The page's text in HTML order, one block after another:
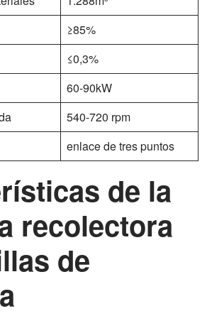
≥85%
≤0,3%
60-90kW
540-720 rpm
enlace de tres puntos
de la
recolectora
de